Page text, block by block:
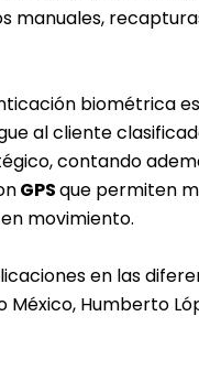
biométrica
al cliente
contando
GPSque permiten
movimiento.
en las
Humberto